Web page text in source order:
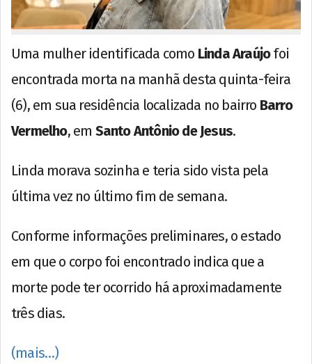
Uma mulher identificada como Linda Araújofoi
encontrada morta na manhã desta quinta-feira
(6), em sua residência localizada no bairro Barro
Vermelho, em Santo Antônio de Jesus.
Linda morava sozinha e teria sido vista pela
última vez no último fim de semana.
Conforme informações preliminares, o estado
em que o corpo foi encontrado indica que a
morte pode ter ocorrido há aproximadamente
três dias.
(mais…)